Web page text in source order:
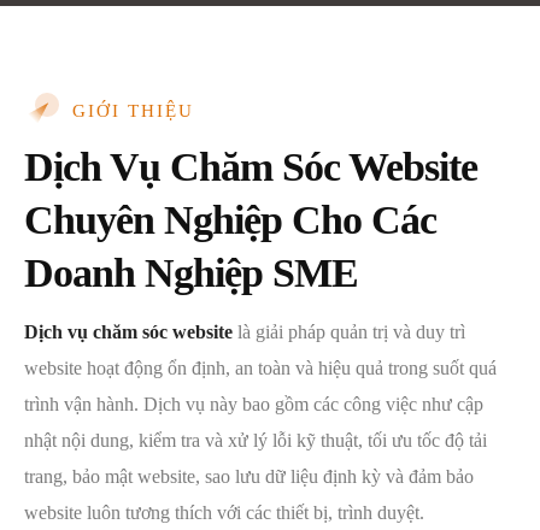
GIỚI THIỆU
Dịch Vụ Chăm Sóc Website
Chuyên Nghiệp Cho Các
Doanh Nghiệp SME
Dịch vụ chăm sóc website là giải pháp quản trị và duy trì
website hoạt động ổn định, an toàn và hiệu quả trong suốt quá
trình vận hành. Dịch vụ này bao gồm các công việc như cập
nhật nội dung, kiểm tra và xử lý lỗi kỹ thuật, tối ưu tốc độ tải
trang, bảo mật website, sao lưu dữ liệu định kỳ và đảm bảo
website luôn tương thích với các thiết bị, trình duyệt.